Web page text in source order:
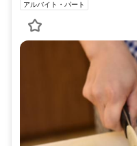
アルバイト・パート